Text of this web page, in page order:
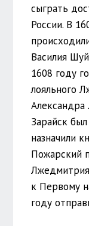
сыграть
России. В
Василия
1608 году
лояльного
Александра
Зарайск
назначили
Пожарский
к Первому
году